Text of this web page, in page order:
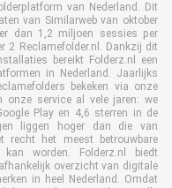
van Nederland. Dit
van Similarweb van oktober
dan 1,2 miljoen sessies per
2 Reclamefolder.nl. Dankzij dit
bereikt Folderz.nl een
in Nederland. Jaarlijks
bekeken via onze
onze service al vele jaren: we
Play en 4,6 sterren in de
liggen hoger dan die van
recht het meest betrouwbare
worden. Folderz.nl biedt
overzicht van digitale
in heel Nederland. Omdat